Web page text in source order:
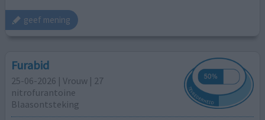
geef mening
Furabid
25-06-2026 | Vrouw | 27
nitrofurantoine
Blaasontsteking